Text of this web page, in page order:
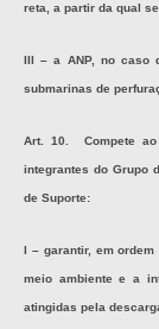
reta, a partir da qual
III – a ANP, no caso
submarinas de
Art. 10. Compete ao
integrantes do Grupo
de Suporte:
I – garantir, em
meio ambiente e a
atingidas pela